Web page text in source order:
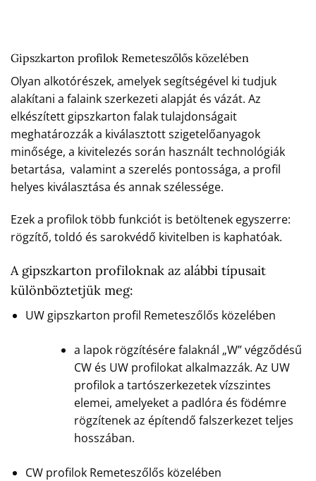
Gipszkarton profilok Remeteszőlős közelében
Olyan alkotórészek, amelyek segítségével ki tudjuk
alakítani a falaink szerkezeti alapját és vázát. Az
elkészített gipszkarton falak tulajdonságait
meghatározzák a kiválasztott szigetelőanyagok
minősége, a kivitelezés során használt technológiák
betartása, valamint a szerelés pontossága, a profil
helyes kiválasztása és annak szélessége.
Ezek a profilok több funkciót is betöltenek egyszerre:
rögzítő, toldó és sarokvédő kivitelben is kaphatóak.
A gipszkarton profiloknak az alábbi típusait
különböztetjük meg:
UW gipszkarton profil Remeteszőlős közelében
a lapok rögzítésére falaknál „W” végződésű
CW és UW profilokat alkalmazzák. Az UW
profilok a tartószerkezetek vízszintes
elemei, amelyeket a padlóra és födémre
rögzítenek az építendő falszerkezet teljes
hosszában.
CW profilok Remeteszőlős közelében